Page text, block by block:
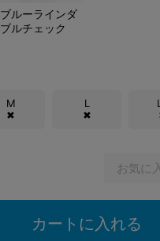
ブルーラインダ
ブルチェック
M
✖
L
✖
お気に
カートに入れる